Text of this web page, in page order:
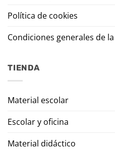
Política de cookies
Condiciones generales de
TIENDA
Material escolar
Escolar y oficina
Material didáctico